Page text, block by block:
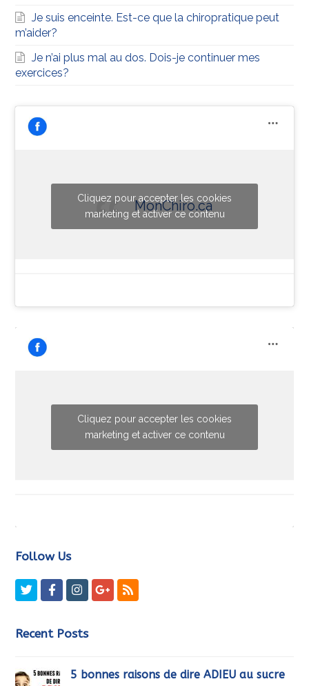
Je suis enceinte. Est-ce que la chiropratique peut
m’aider?
Je n’ai plus mal au dos. Dois-je continuer mes
exercices?
MonChiro.ca
Cliquez pour accepter les cookies
marketing et activer ce contenu
Cliquez pour accepter les cookies
marketing et activer ce contenu
Follow Us
TwitterFacebookInstagramGooglePlus
RSS
Recent Posts
5 bonnes raisons de dire ADIEU au sucre